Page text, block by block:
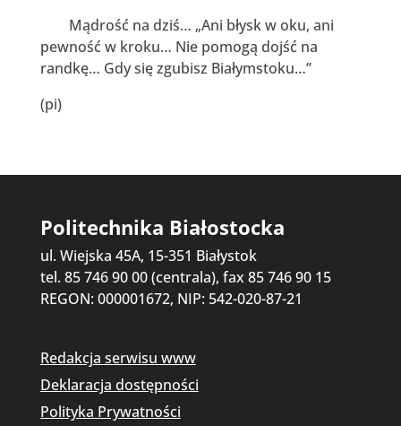
Mądrość na dziś… „Ani błysk w oku, ani
pewność w kroku… Nie pomogą dojść na
randkę… Gdy się zgubisz Białymstoku…”
(pi)
Politechnika Białostocka
ul. Wiejska 45A, 15-351 Białystok
tel. 85 746 90 00 (centrala), fax 85 746 90 15
REGON: 000001672, NIP: 542-020-87-21
Redakcja serwisu www
Deklaracja dostępności
Polityka Prywatności